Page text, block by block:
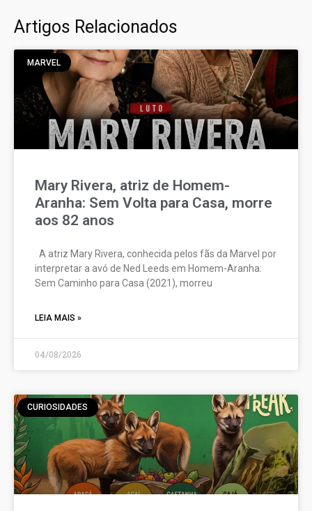
Artigos Relacionados
MARVEL
Mary Rivera, atriz de Homem-
Aranha: Sem Volta para Casa, morre
aos 82 anos
A atriz Mary Rivera, conhecida pelos fãs da Marvel por
interpretar a avó de Ned Leeds em Homem-Aranha:
Sem Caminho para Casa (2021), morreu
LEIA MAIS »
04/08/2026
CURIOSIDADES